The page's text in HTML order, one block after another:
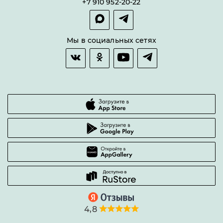
Гарантии качества
Часто задаваемые вопросы
+7 910 952-20-22
Мы в социальных сетях
4,8